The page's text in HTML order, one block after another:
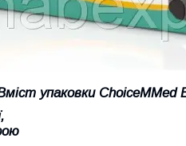
упаковки ChoiceMMed